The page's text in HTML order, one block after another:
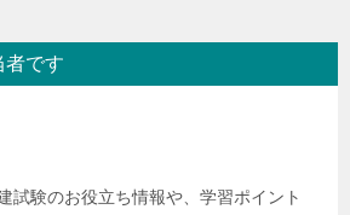
者です
試験のお役立ち情報や、学習ポイント